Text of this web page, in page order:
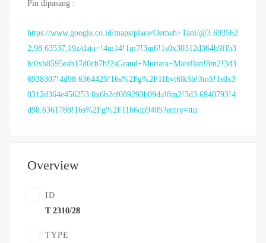
Pin dipasang :
https://www.google.co.id/maps/place/Oemah+Tani/@3.693562
2,98.63537,19z/data=!4m14!1m7!3m6!1s0x30312d364b9ffb3
b:0xb8595eab17d0cb7b!2sGrand+Mutiara+Marellan!8m2!3d3.
6938307!4d98.6364425!16s%2Fg%2F11bvt6lk5b!3m5!1s0x3
0312d364e456253:0x6b2cf089293b09da!8m2!3d3.6940793!4
d98.6361788!16s%2Fg%2F11b6dp9405?entry=ttu
Overview
ID
T 2310/28
TYPE